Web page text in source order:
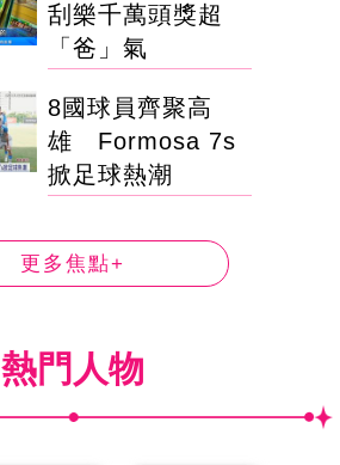
刮樂千萬頭獎超
「爸」氣
8國球員齊聚高
雄 Formosa 7s
掀足球熱潮
更多焦點+
熱門人物